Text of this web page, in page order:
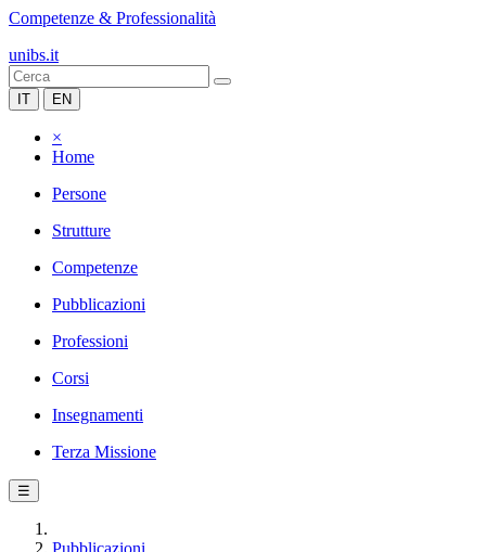
Competenze & Professionalità
unibs.it
IT EN
×
Home
Persone
Strutture
Competenze
Pubblicazioni
Professioni
Corsi
Insegnamenti
Terza Missione
☰
Pubblicazioni